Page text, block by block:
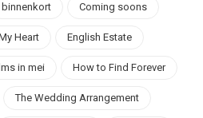
binnenkort Coming soons
Heart English Estate
in mei How to Find Forever
The Wedding Arrangement